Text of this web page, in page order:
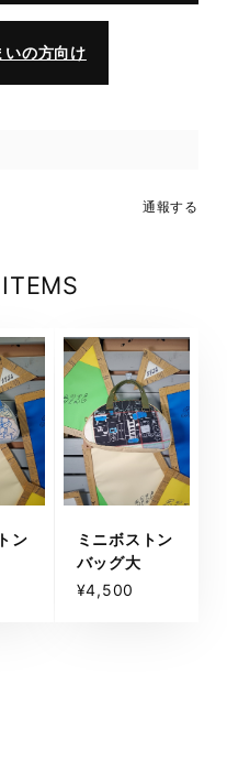
いの方向け
通報する
ン
ミニボストン
バッグ大
¥4,500